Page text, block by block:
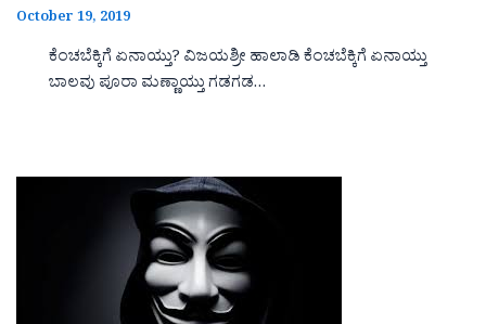
October 19, 2019
ಕೆಂಚಬೆಕ್ಕಿಗೆ ಏನಾಯ್ತು? ವಿಜಯಶ್ರೀ ಹಾಲಾಡಿ ಕೆಂಚಬೆಕ್ಕಿಗೆ ಏನಾಯ್ತು
ಬಾಲವು ಪೂರಾ ಮಣ್ಣಾಯ್ತು ಗಡಗಡ…